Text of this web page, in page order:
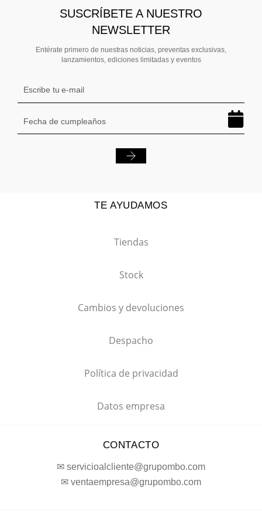
SUSCRÍBETE A NUESTRO
NEWSLETTER
Entérate primero de nuestras noticias, preventas exclusivas,
lanzamientos, ediciones limitadas y eventos
TE AYUDAMOS
Tiendas
Stock
Cambios y devoluciones
Despacho
Política de privacidad
Datos empresa
CONTACTO
✉ servicioalcliente@grupombo.com
✉ ventaempresa@grupombo.com